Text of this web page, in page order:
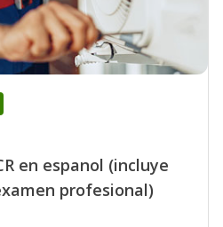
en espanol (incluye
profesional)